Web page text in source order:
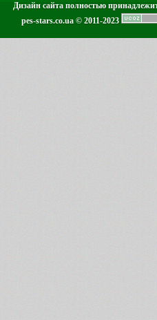
Дизайн сайта полностью
pes-stars.co.ua © 2011-2023